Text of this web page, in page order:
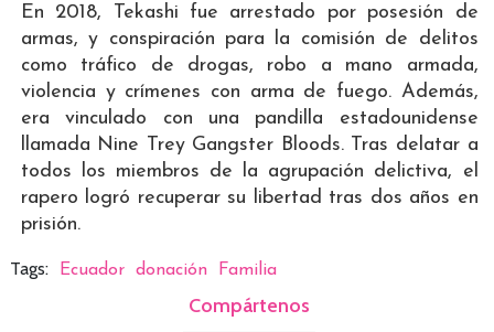
En 2018, Tekashi fue arrestado por posesión de
armas, y conspiración para la comisión de delitos
como tráfico de drogas, robo a mano armada,
violencia y crímenes con arma de fuego. Además,
era vinculado con una pandilla estadounidense
llamada Nine Trey Gangster Bloods. Tras delatar a
todos los miembros de la agrupación delictiva, el
rapero logró recuperar su libertad tras dos años en
prisión.
Tags: Ecuador donación Familia
Compártenos